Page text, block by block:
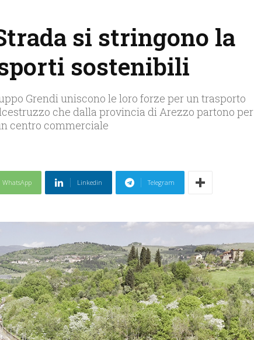
si stringono la
sostenibili
Grendi uniscono le loro forze per un trasporto
che dalla provincia di Arezzo partono per
centro commerciale
WhatsApp Linkedin Telegram